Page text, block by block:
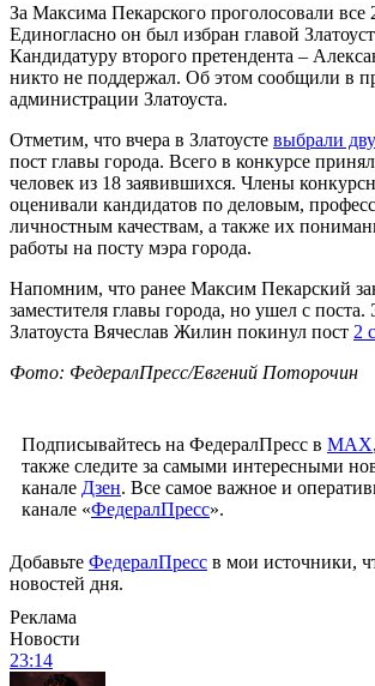
За Максима Пекарского проголосовали все
Единогласно он был избран главой
Кандидатуру второго претендента –
никто не поддержал. Об этом сообщили в
администрации Златоуста.
Отметим, что вчера в Златоусте выбрали
пост главы города. Всего в конкурсе
человек из 18 заявившихся. Члены
оценивали кандидатов по деловым,
личностным качествам, а также их
работы на посту мэра города.
Напомним, что ранее Максим Пекарский
заместителя главы города, но ушел с поста.
Златоуста Вячеслав Жилин покинул пост 2
Фото: ФедералПресс/Евгений Поторочин
Подписывайтесь на ФедералПресс в МАХ,
также следите за самыми интересными
канале Дзен. Все самое важное и
канале «ФедералПресс».
Добавьте ФедералПресс в мои источники,
новостей дня.
Реклама
Новости
23:14